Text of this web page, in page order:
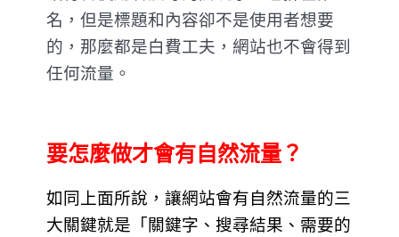
名，但是標題和內容卻不是使用者想要
的，那麼都是白費工夫，網站也不會得到
任何流量。
要怎麼做才會有自然流量？
如同上面所說，讓網站會有自然流量的三
大關鍵就是「關鍵字、搜尋結果、需要的